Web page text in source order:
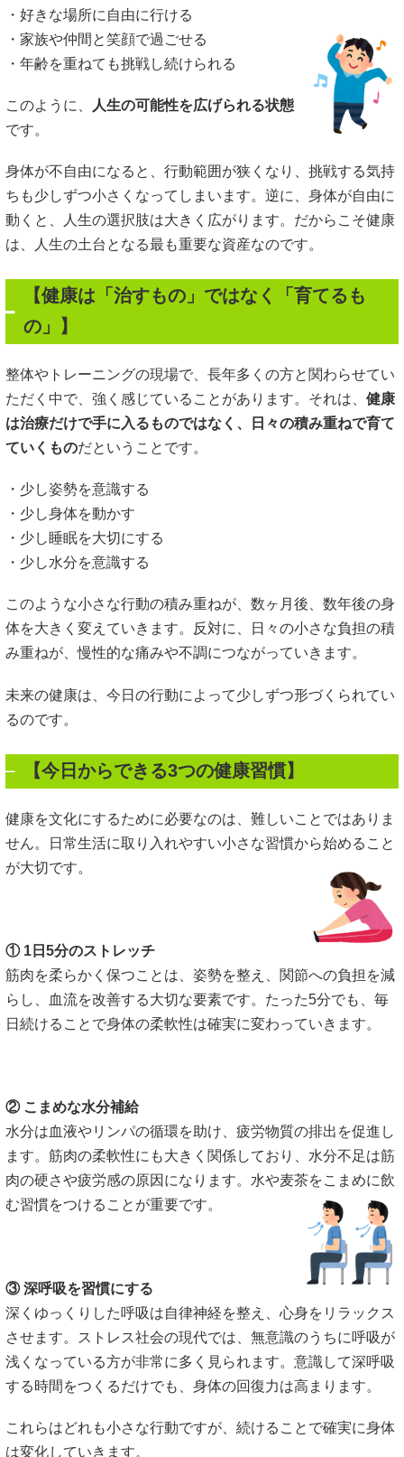
・好きな場所に自由に行ける
・家族や仲間と笑顔で過ごせる
・年齢を重ねても挑戦し続けられる
このように、
人生の可能性を広げられる状態
です。
身体が不自由になると、行動範囲が狭くなり、挑戦する気持
ちも少しずつ小さくなってしまいます。逆に、身体が自由に
動くと、人生の選択肢は大きく広がります。だからこそ健康
は、人生の土台となる最も重要な資産なのです。
【健康は「治すもの」ではなく「育てるも
の」】
整体やトレーニングの現場で、長年多くの方と関わらせてい
ただく中で、強く感じていることがあります。それは、 健康
は治療だけで手に入るものではなく、日々の積み重ねで育て
ていくものだということです。
・少し姿勢を意識する
・少し身体を動かす
・少し睡眠を大切にする
・少し水分を意識する
このような小さな行動の積み重ねが、数ヶ月後、数年後の身
体を大きく変えていきます。反対に、日々の小さな負担の積
み重ねが、慢性的な痛みや不調につながっていきます。
未来の健康は、今日の行動によって少しずつ形づくられてい
るのです。
【今日からできる3つの健康習慣】
健康を文化にするために必要なのは、難しいことではありま
せん。日常生活に取り入れやすい小さな習慣から始めること
が大切です。
① 1日5分のストレッチ
筋肉を柔らかく保つことは、姿勢を整え、関節への負担を減
らし、血流を改善する大切な要素です。たった5分でも、毎
日続けることで身体の柔軟性は確実に変わっていきます。
② こまめな水分補給
水分は血液やリンパの循環を助け、疲労物質の排出を促進し
ます。筋肉の柔軟性にも大きく関係しており、水分不足は筋
肉の硬さや疲労感の原因になります。水や麦茶をこまめに飲
む習慣をつけることが重要です。
③ 深呼吸を習慣にする
深くゆっくりした呼吸は自律神経を整え、心身をリラックス
させます。ストレス社会の現代では、無意識のうちに呼吸が
浅くなっている方が非常に多く見られます。意識して深呼吸
する時間をつくるだけでも、身体の回復力は高まります。
これらはどれも小さな行動ですが、続けることで確実に身体
は変化していきます。